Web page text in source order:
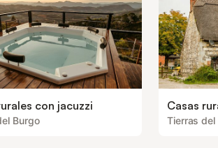
con jacuzzi
Burgo
Casas
Tierras del